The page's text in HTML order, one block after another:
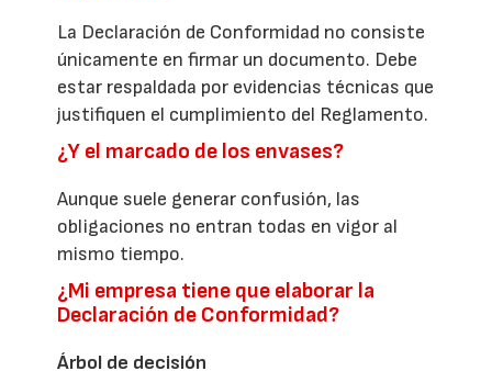
La Declaración de Conformidad no consiste
únicamente en firmar un documento. Debe
estar respaldada por evidencias técnicas que
justifiquen el cumplimiento del Reglamento.
¿Y el marcado de los envases?
Aunque suele generar confusión, las
obligaciones no entran todas en vigor al
mismo tiempo.
¿Mi empresa tiene que elaborar la
Declaración de Conformidad?
Árbol de decisión